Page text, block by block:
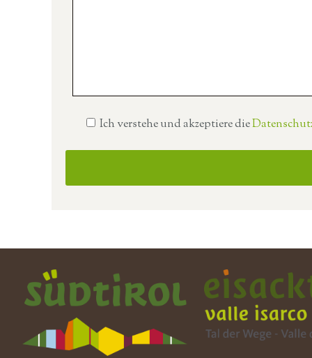
Ich verstehe und akzeptiere die